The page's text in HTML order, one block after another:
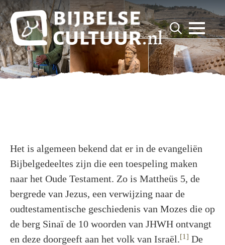
Search
for:
for:
Het is algemeen bekend dat er in de evangeliën
Bijbelgedeeltes zijn die een toespeling maken
naar het Oude Testament. Zo is Mattheüs 5, de
bergrede van Jezus, een verwijzing naar de
oudtestamentische geschiedenis van Mozes die op
de berg Sinaï de 10 woorden van JHWH ontvangt
en deze doorgeeft aan het volk van Israël.[1] De